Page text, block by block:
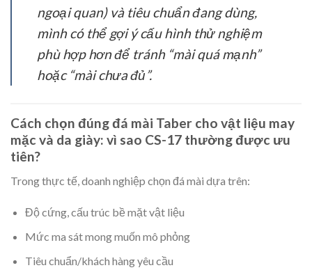
ngoại quan) và tiêu chuẩn đang dùng,
mình có thể gợi ý cấu hình thử nghiệm
phù hợp hơn để tránh “mài quá mạnh”
hoặc “mài chưa đủ”.
Cách chọn đúng đá mài Taber cho vật liệu may
mặc và da giày: vì sao CS-17 thường được ưu
tiên?
Trong thực tế, doanh nghiệp chọn đá mài dựa trên:
Độ cứng, cấu trúc bề mặt vật liệu
Mức ma sát mong muốn mô phỏng
Tiêu chuẩn/khách hàng yêu cầu